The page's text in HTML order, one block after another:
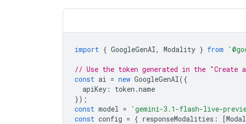
import { GoogleGenAI, Modality } from
// Use the token generated in the "Create
const ai = new GoogleGenAI({
apiKey : token .name
});
const model = 'gemini-3.1-flash-live-
const config = { responseModalities : [